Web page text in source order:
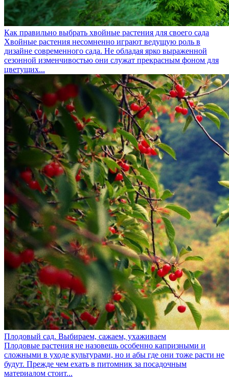
Как правильно выбрать хвойные растения для своего сада
Хвойные растения несомненно играют ведущую роль в
дизайне современного сада. Не обладая ярко выраженной
сезонной изменчивостью они служат прекрасным фоном для
цветущих...
Плодовый сад. Выбираем, сажаем, ухаживаем
Плодовые растения не назовешь особенно капризными и
сложными в уходе культурами, но и абы где они тоже расти не
будут. Прежде чем ехать в питомник за посадочным
материалом стоит...